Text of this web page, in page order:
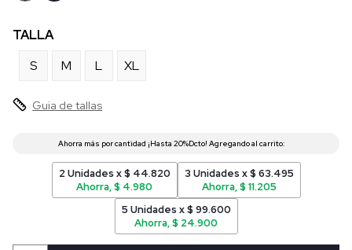
TALLA
S
M L XL
Guia de tallas
2 Unidades x $ 44.820
Ahorra, $ 4.980
3 Unidades x $ 63.495
Ahorra, $ 11.205
5 Unidades x $ 99.600
Ahorra, $ 24.900